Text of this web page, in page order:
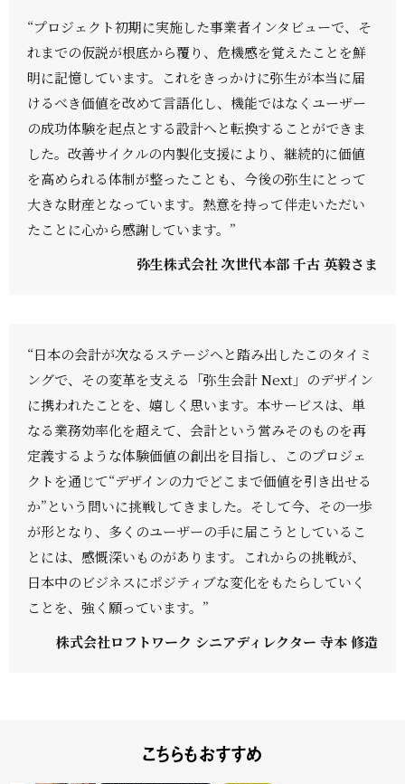
“プロジェクト初期に実施した事業者インタビューで、そ
れまでの仮説が根底から覆り、危機感を覚えたことを鮮
明に記憶しています。これをきっかけに弥生が本当に届
けるべき価値を改めて言語化し、機能ではなくユーザー
の成功体験を起点とする設計へと転換することができま
した。改善サイクルの内製化支援により、継続的に価値
を高められる体制が整ったことも、今後の弥生にとって
大きな財産となっています。熱意を持って伴走いただい
たことに心から感謝しています。”
弥生株式会社 次世代本部 千古 英毅さま
“日本の会計が次なるステージへと踏み出したこのタイミ
ングで、その変革を支える「弥生会計 Next」のデザイン
に携われたことを、嬉しく思います。本サービスは、単
なる業務効率化を超えて、会計という営みそのものを再
定義するような体験価値の創出を目指し、このプロジェ
クトを通じて“デザインの力でどこまで価値を引き出せる
か”という問いに挑戦してきました。そして今、その一歩
が形となり、多くのユーザーの手に届こうとしているこ
とには、感慨深いものがあります。これからの挑戦が、
日本中のビジネスにポジティブな変化をもたらしていく
ことを、強く願っています。”
株式会社ロフトワーク シニアディレクター 寺本 修造
こちらもおすすめ